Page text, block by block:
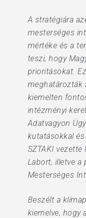
A stratégiára
mesterséges
mértéke és a
teszi, hogy
prioritásokat.
meghatározták
kiemelten
intézményi
Adatvagyon
kutatásokkal
SZTAKI
Labort, illetve a
Mesterséges
Beszélt a
kiemelve, hogy